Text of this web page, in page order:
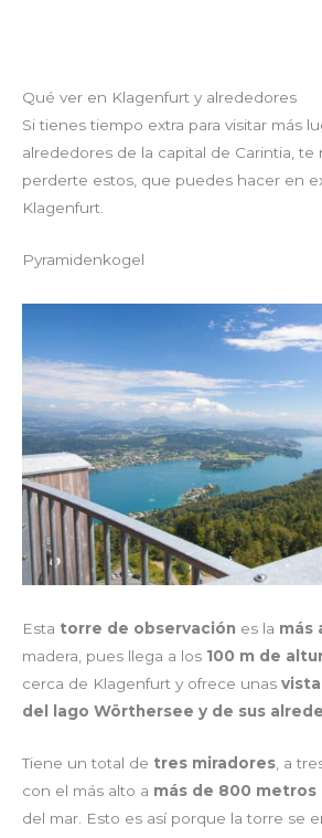
Qué ver en Klagenfurt y alrededores
Si tienes tiempo extra para visitar más
alrededores de la capital de Carintia,
perderte estos, que puedes hacer en
Klagenfurt.
Pyramidenkogel
Esta torre de observación es la más
madera, pues llega a los 100 m de
cerca de Klagenfurt y ofrece unas
del lago Wörthersee y de sus
Tiene un total de tres miradores, a
con el más alto a más de 800 metros
del mar. Esto es así porque la torre se